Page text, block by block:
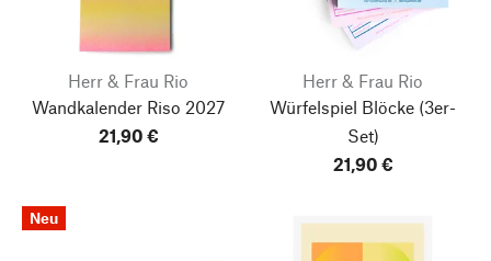
Herr & Frau Rio
Wandkalender Riso 2027
21,90 €
Herr & Frau Rio
Würfelspiel Blöcke (3er-
Set)
21,90 €
Neu